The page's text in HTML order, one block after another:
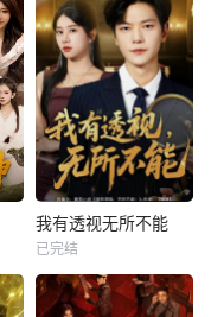
我有透视无所不能
已完结